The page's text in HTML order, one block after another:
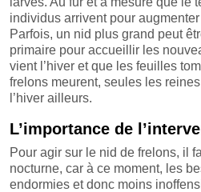
individus arrivent pour
Parfois, un nid plus grand peut
primaire pour accueillir les
vient l’hiver et que les feuilles
frelons meurent, seules les
l’hiver ailleurs.
L’importance de
Pour agir sur le nid de frelons, il
nocturne, car à ce moment, les
endormies et donc moins